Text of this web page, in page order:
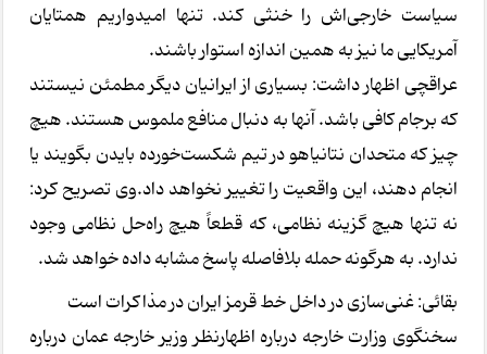
سیاست خارجی‌اش را خنثی کند. تنها امیدواریم همتایان
آمریکایی ما نیز به همین اندازه استوار باشند.
عراقچی اظهار داشت: بسیاری از ایرانیان دیگر مطمئن نیستند
که برجام کافی باشد. آنها به دنبال منافع ملموس هستند. هیچ
چیز که متحدان نتانیاهو در تیم شکست‌خورده بایدن بگویند یا
انجام دهند، این واقعیت را تغییر نخواهد داد.وی تصریح کرد:
نه تنها هیچ گزینه نظامی، که قطعاً هیچ راه‌حل نظامی وجود
ندارد. به هرگونه حمله بلافاصله پاسخ مشابه داده خواهد شد.
بقائی: غنی‌سازی در داخل خط قرمز ایران در مذاکرات است
سخنگوی وزارت خارجه درباره اظهارنظر وزیر خارجه عمان درباره